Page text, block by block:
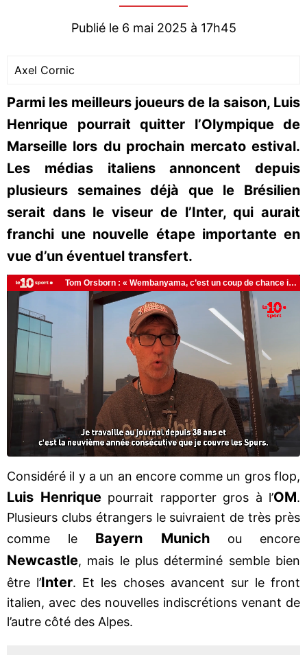
Publié le 6 mai 2025 à 17h45
Axel Cornic
Parmi les meilleurs joueurs de la saison, Luis
Henrique pourrait quitter l’Olympique de
Marseille lors du prochain mercato estival.
Les médias italiens annoncent depuis
plusieurs semaines déjà que le Brésilien
serait dans le viseur de l’Inter, qui aurait
franchi une nouvelle étape importante en
vue d’un éventuel transfert.
Considéré il y a un an encore comme un gros flop,
Luis Henrique pourrait rapporter gros à l’OM.
Plusieurs clubs étrangers le suivraient de très près
comme le Bayern Munich ou encore
Newcastle, mais le plus déterminé semble bien
être l’Inter. Et les choses avancent sur le front
italien, avec des nouvelles indiscrétions venant de
l’autre côté des Alpes.